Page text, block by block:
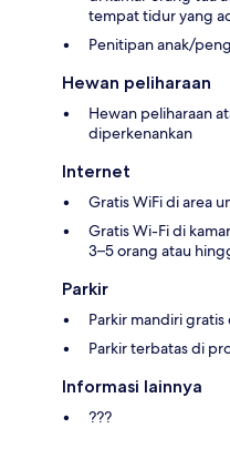
tempat tidur yang
Penitipan anak/
Hewan peliharaan
Hewan peliharaan
diperkenankan
Internet
Gratis WiFi di area
Gratis Wi-Fi di
3–5 orang atau
Parkir
Parkir mandiri
Parkir terbatas di
Informasi lainnya
???